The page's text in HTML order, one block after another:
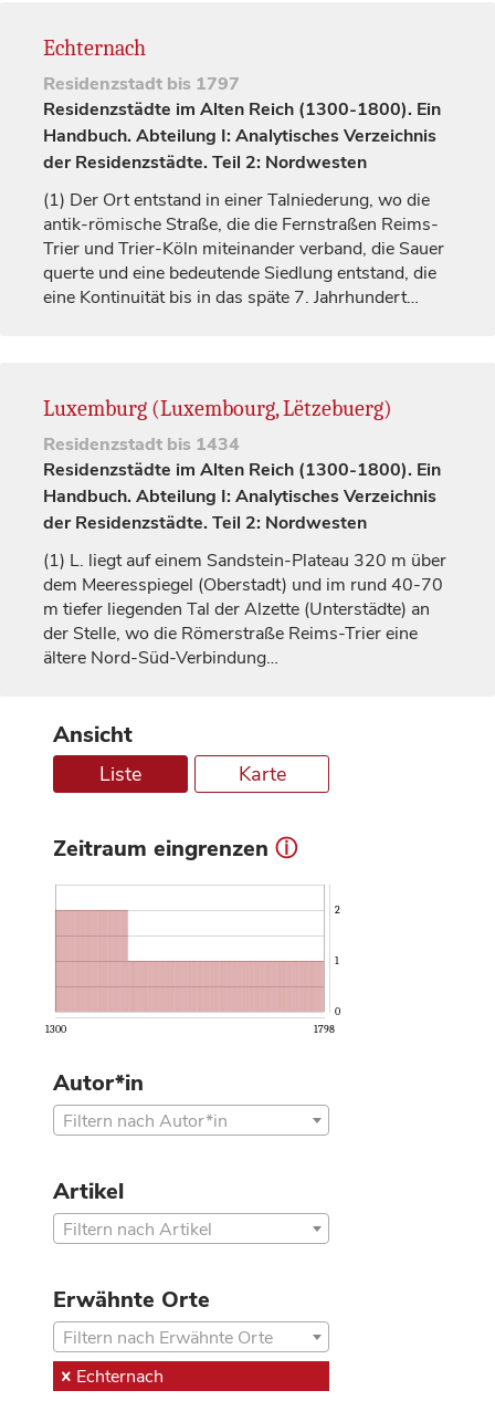
Echternach
Residenzstadt bis 1797
Residenzstädte im Alten Reich (1300-1800). Ein
Handbuch. Abteilung I: Analytisches Verzeichnis
der Residenzstädte. Teil 2: Nordwesten
(1) Der Ort entstand in einer Talniederung, wo die
antik-römische Straße, die die Fernstraßen Reims-
Trier und Trier-Köln miteinander verband, die Sauer
querte und eine bedeutende Siedlung entstand, die
eine Kontinuität bis in das späte 7. Jahrhundert…
Luxemburg (Luxembourg, Lëtzebuerg)
Residenzstadt bis 1434
Residenzstädte im Alten Reich (1300-1800). Ein
Handbuch. Abteilung I: Analytisches Verzeichnis
der Residenzstädte. Teil 2: Nordwesten
(1) L. liegt auf einem Sandstein-Plateau 320 m über
dem Meeresspiegel (Oberstadt) und im rund 40-70
m tiefer liegenden Tal der Alzette (Unterstädte) an
der Stelle, wo die Römerstraße Reims-Trier eine
ältere Nord-Süd-Verbindung…
Ansicht
Liste Karte
Zeitraum eingrenzen ⓘ
1300 1798
0
1
2
Autor*in
Filtern nach Autor*in
Artikel
Filtern nach Artikel
Erwähnte Orte
Filtern nach Erwähnte Orte
Echternach